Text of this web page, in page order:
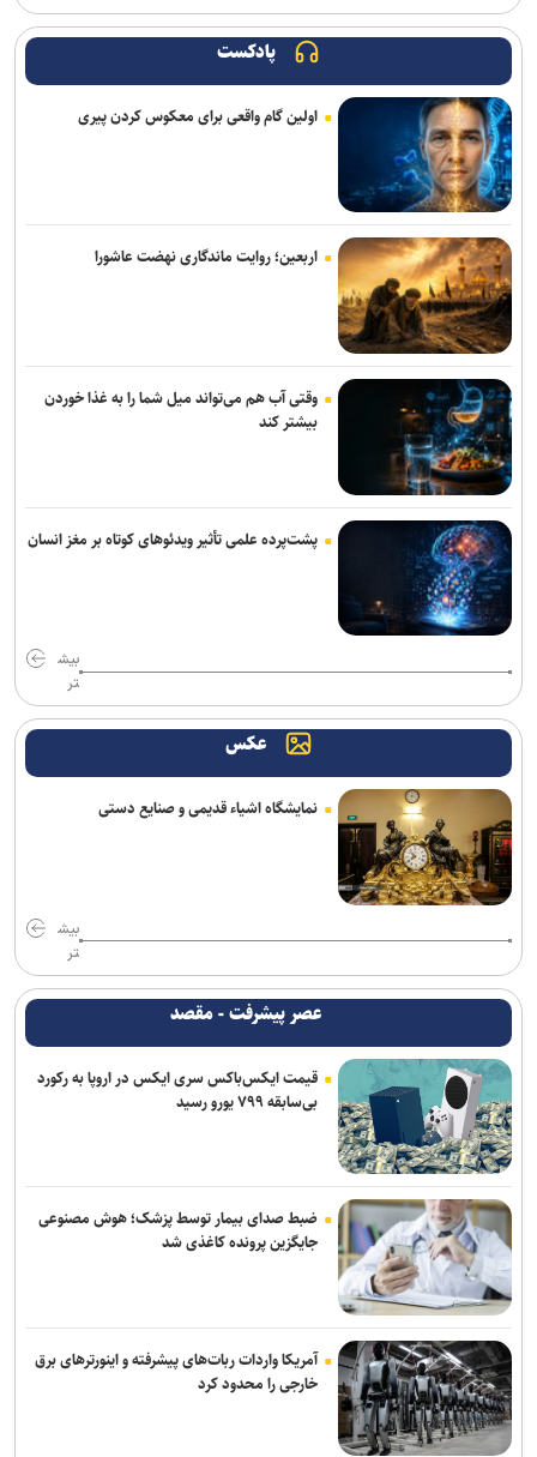
تقویم آموزشی نیمسال اول دانشگاه خوارزمی اعلام شد
آخرالزمان است
راهکارهای علمی مقابله با اضطراب در شرایط جنگی از زبان استاد تمام
رشته روانشناسی بالینی
افزایش ۳۸ درصدی درآمد شهریه ای واحد استاد فرشچیان/ حرکت به
سمت درآمد پایدار غیرشهریه‌ای با کلینیک مرمت، کارگاه‌ها و شناسنامه آثار
پادکست
اولین گام واقعی برای معکوس کردن پیری
اربعین؛ روایت ماندگاری نهضت عاشورا
وقتی آب هم می‌تواند میل شما را به غذا خوردن
بیشتر کند
پشت‌پرده علمی تأثیر ویدئو‌های کوتاه بر مغز انسان
بیش
تر
عکس
نمایشگاه اشیاء قدیمی و صنایع دستی
بیش
تر
عصر پیشرفت - مقصد
قیمت ایکس‌باکس سری ایکس در اروپا به رکورد
بی‌سابقه ۷۹۹ یورو رسید
ضبط صدای بیمار توسط پزشک؛ هوش مصنوعی
جایگزین پرونده کاغذی شد
آمریکا واردات ربات‌های پیشرفته و اینورترهای برق
خارجی را محدود کرد